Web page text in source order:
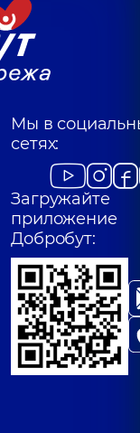
Мы в
сетях:
Загружайте
приложение
Добробут: